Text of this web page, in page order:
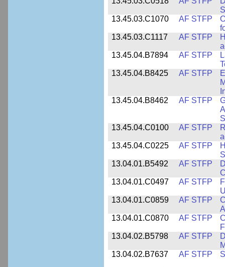
13.45.03.C1070
AF STFP
13.45.03.C1117
AF STFP
13.45.04.B7894
AF STFP
13.45.04.B8425
AF STFP
13.45.04.B8462
AF STFP
13.45.04.C0100
AF STFP
13.45.04.C0225
AF STFP
13.04.01.B5492
AF STFP
13.04.01.C0497
AF STFP
13.04.01.C0859
AF STFP
13.04.01.C0870
AF STFP
13.04.02.B5798
AF STFP
13.04.02.B7637
AF STFP